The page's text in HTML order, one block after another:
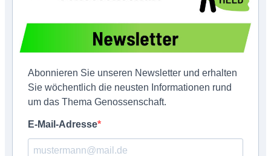
Abonnieren Sie unseren Newsletter und erhalten
Sie wöchentlich die neusten Informationen rund
um das Thema Genossenschaft.
E-Mail-Adresse